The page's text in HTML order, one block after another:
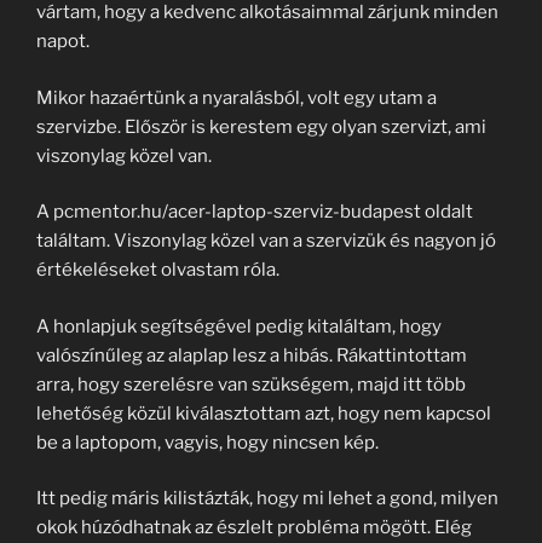
vártam, hogy a kedvenc alkotásaimmal zárjunk minden
napot.
Mikor hazaértünk a nyaralásból, volt egy utam a
szervizbe. Először is kerestem egy olyan szervizt, ami
viszonylag közel van.
A pcmentor.hu/acer-laptop-szerviz-budapest oldalt
találtam. Viszonylag közel van a szervizük és nagyon jó
értékeléseket olvastam róla.
A honlapjuk segítségével pedig kitaláltam, hogy
valószínűleg az alaplap lesz a hibás. Rákattintottam
arra, hogy szerelésre van szükségem, majd itt több
lehetőség közül kiválasztottam azt, hogy nem kapcsol
be a laptopom, vagyis, hogy nincsen kép.
Itt pedig máris kilistázták, hogy mi lehet a gond, milyen
okok húzódhatnak az észlelt probléma mögött. Elég